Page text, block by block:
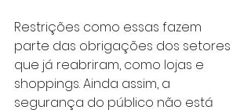
Restrições como essas fazem
parte das obrigações dos setores
que já reabriram, como lojas e
shoppings. Ainda assim, a
segurança do público não está